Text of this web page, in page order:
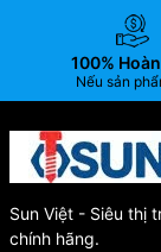
100%
Nếu sản
Sun Việt - Siêu thị
chính hãng.